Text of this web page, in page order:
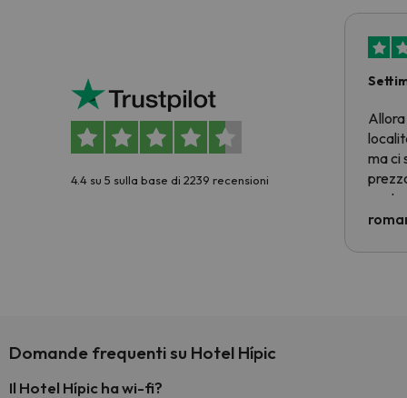
4.4 su 5 sulla base di 2239 recensioni
Allora
ma ci
Domande frequenti su Hotel Hípic
Il Hotel Hípic ha wi-fi?